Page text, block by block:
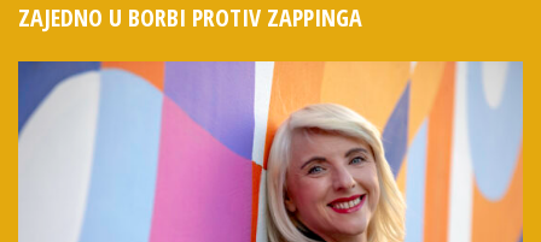
ZAJEDNO U BORBI PROTIV ZAPPINGA